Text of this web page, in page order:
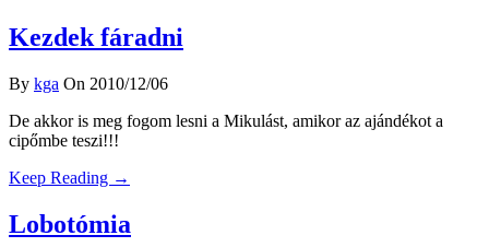
Kezdek fáradni
By kga On 2010/12/06
De akkor is meg fogom lesni a Mikulást, amikor az ajándékot a
cipőmbe teszi!!!
Keep Reading →
Lobotómia